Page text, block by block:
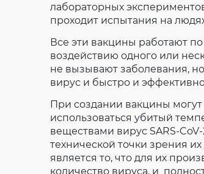
лабораторных
проходит испытания на
Все эти вакцины работают
воздействию одного или
не вызывают заболевания,
вирус и быстро и
При создании вакцины
использоваться убитый
веществами вирус SARS-
технической точки зрения
является то, что для их
количество вируса, и